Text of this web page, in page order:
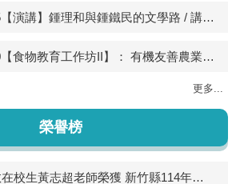
2026-03-25【演講】鍾理和與鍾鐵民的文學路 / 講者：鍾怡彥
2025-12-20【食物教育工作坊II】： 有機友善農業是台灣最棒的志業：我的經濟、社會及文化角度的看見
更多...
榮譽榜
恭喜臺研教在校生黃志超老師榮獲 新竹縣114年度兒童文學創作比賽童詩類教師組第三名